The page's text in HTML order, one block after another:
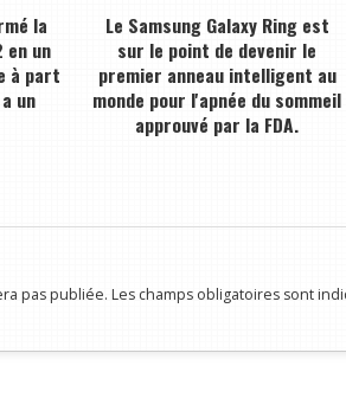
la
en un
à part
un
Le Samsung Galaxy Ring est
sur le point de devenir le
premier anneau intelligent au
monde pour l'apnée du sommeil
approuvé par la FDA.
pas publiée. Les champs obligatoires sont